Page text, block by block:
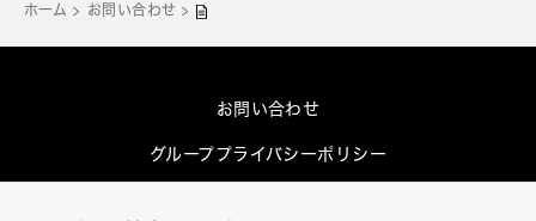
ホーム お問い合わせ
お問い合わせ
グループプライバシーポリシー